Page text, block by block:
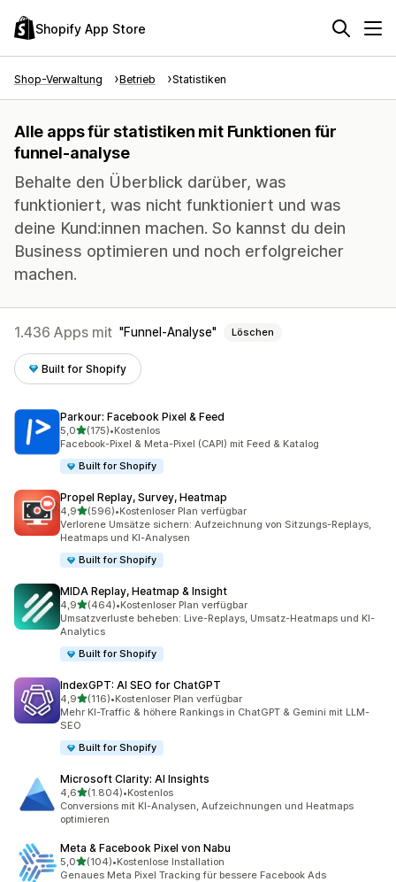
Shopify App Store
Shop-Verwaltung Betrieb Statistiken
Alle apps für statistiken mit Funktionen für
funnel-analyse
Behalte den Überblick darüber, was
funktioniert, was nicht funktioniert und was
deine Kund:innen machen. So kannst du dein
Business optimieren und noch erfolgreicher
machen.
1.436 Apps mit Funnel-Analyse Löschen
Built for Shopify
Parkour: Facebook Pixel & Feed
5,0von 5 Sternen
(175)
175 Rezensionen insgesamt
•Kostenlos
Facebook-Pixel & Meta-Pixel (CAPI) mit Feed & Katalog
Built for Shopify
Propel Replay, Survey, Heatmap
4,9von 5 Sternen
(596)
596 Rezensionen insgesamt
•Kostenloser Plan verfügbar
Verlorene Umsätze sichern: Aufzeichnung von Sitzungs-Replays,
Heatmaps und KI-Analysen
Built for Shopify
MIDA Replay, Heatmap & Insight
4,9von 5 Sternen
(464)
464 Rezensionen insgesamt
•Kostenloser Plan verfügbar
Umsatzverluste beheben: Live-Replays, Umsatz-Heatmaps und KI-
Analytics
Built for Shopify
IndexGPT: AI SEO for ChatGPT
4,9von 5 Sternen
(116)
116 Rezensionen insgesamt
•Kostenloser Plan verfügbar
Mehr KI-Traffic & höhere Rankings in ChatGPT & Gemini mit LLM-
SEO
Built for Shopify
Microsoft Clarity: AI Insights
4,6von 5 Sternen
(1.804)
1804 Rezensionen insgesamt
•Kostenlos
Conversions mit KI-Analysen, Aufzeichnungen und Heatmaps
optimieren
Meta & Facebook Pixel von Nabu
5,0von 5 Sternen
(104)
104 Rezensionen insgesamt
•Kostenlose Installation
Genaues Meta Pixel Tracking für bessere Facebook Ads